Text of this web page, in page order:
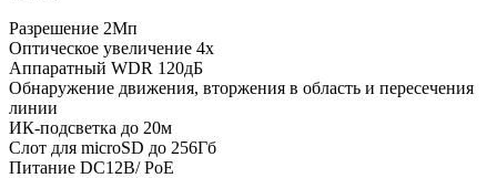
Разрешение 2Мп
Оптическое увеличение 4х
Аппаратный WDR 120дБ
Обнаружение движения, вторжения в область и пересечения
линии
ИК-подсветка до 20м
Слот для microSD до 256Гб
Питание DC12В/ PoE